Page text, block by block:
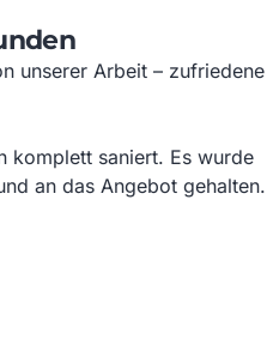
unserer Arbeit – zufriedene
komplett saniert. Es wurde
an das Angebot gehalten.